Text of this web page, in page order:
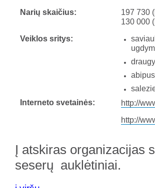
Narių skaičius:
Veiklos sritys:
Interneto svetainės:
197 730
130 000
http://
http://
Į atskiras organizacijas
seserų auklėtiniai.